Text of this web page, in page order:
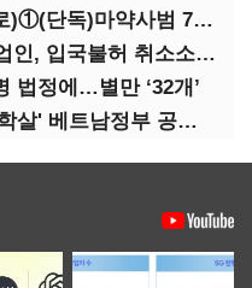
(마약범죄, 처벌에서 치료로)①(단독)마약사범 7400명 시대, 담장 안 '치료 혁명'…광주교도소의 도전
'한국인 성추행' 외국인 기업인, 입국불허 취소소송 '패'
법정에…별만 ‘32개’
(단독)'청룡부대가 민간인 학살' 베트남정부 공문 첫 확인